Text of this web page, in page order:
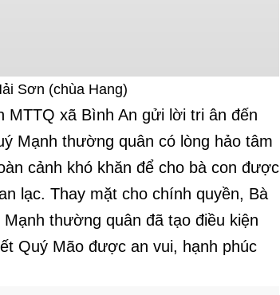
Sơn (chùa Hang)
MTTQ xã Bình An gửi lời tri ân đến
Mạnh thường quân có lòng hảo tâm
cảnh khó khăn để cho bà con được
lạc. Thay mặt cho chính quyền, Bà
thường quân đã tạo điều kiện
Quý Mão được an vui, hạnh phúc